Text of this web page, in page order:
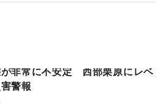
が非常に不安定 西部栗原にレベ
警報